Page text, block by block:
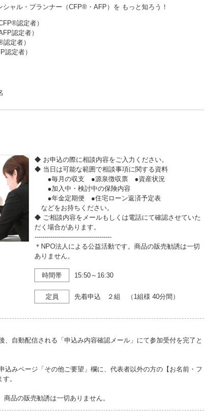
シャル・プランナー（CFP®・AFP）を もっと知ろう！
認定者）
定者）
者）
者）
◆ お申込の際に相談内容をご入力ください。
◆ 当日は可能な範囲で相談事項に関する資料
●毎月の収支 ●源泉徴収票 ●資産状況
●加入中・検討中の保険内容
●年金定期便 ●住宅ローン返済予定表
などをお持ちください。
◆ ご相談内容をメールもしくは電話にて確認させていた
だく場合があります。
--------------------------------------
＊NPO法人による公益活動です。商品の販売勧誘は一切
ありません。
時間帯 15:50～16:30
定員 先着申込 ２組 （1組様 40分間）
自動配信される「申込み内容確認メール」にて参加受付を完了と
みページ「その他ご要望」欄に、代表者以外の方の【お名前・フ
。
品の販売勧誘は一切ありません。